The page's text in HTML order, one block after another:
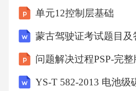
的组成上，要使数最大，大
上，反之，大数字要放到低位
前一天多读3页，结果最后一
可以读完，假如将小红最后
单元12控制层基础
蒙古驾驶证考试题目及
问题解决过程PSP-完整
YS-T 582-2013 电池级